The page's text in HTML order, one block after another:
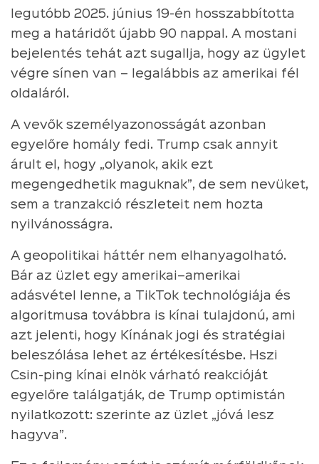
legutóbb 2025. június 19-én hosszabbította
meg a határidőt újabb 90 nappal. A mostani
bejelentés tehát azt sugallja, hogy az ügylet
végre sínen van – legalábbis az amerikai fél
oldaláról.
A vevők személyazonosságát azonban
egyelőre homály fedi. Trump csak annyit
árult el, hogy „olyanok, akik ezt
megengedhetik maguknak”, de sem nevüket,
sem a tranzakció részleteit nem hozta
nyilvánosságra.
A geopolitikai háttér nem elhanyagolható.
Bár az üzlet egy amerikai–amerikai
adásvétel lenne, a TikTok technológiája és
algoritmusa továbbra is kínai tulajdonú, ami
azt jelenti, hogy Kínának jogi és stratégiai
beleszólása lehet az értékesítésbe. Hszi
Csin-ping kínai elnök várható reakcióját
egyelőre találgatják, de Trump optimistán
nyilatkozott: szerinte az üzlet „jóvá lesz
hagyva”.